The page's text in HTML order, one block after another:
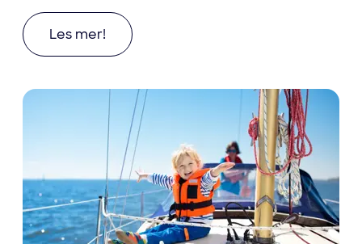
Les mer om Hva bør du tenke på når du
Les mer!